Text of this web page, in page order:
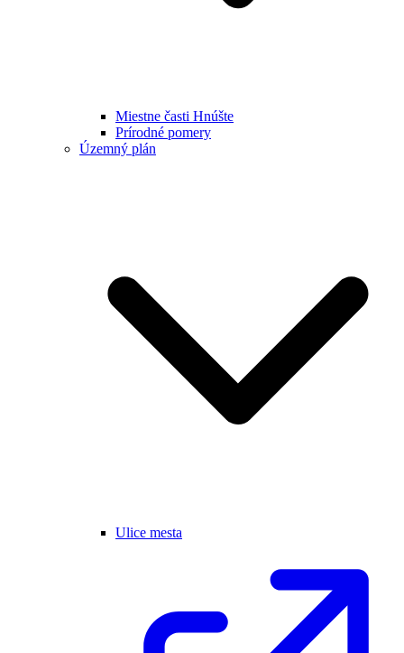
Miestne časti Hnúšte
Prírodné pomery
Územný plán
Ulice mesta